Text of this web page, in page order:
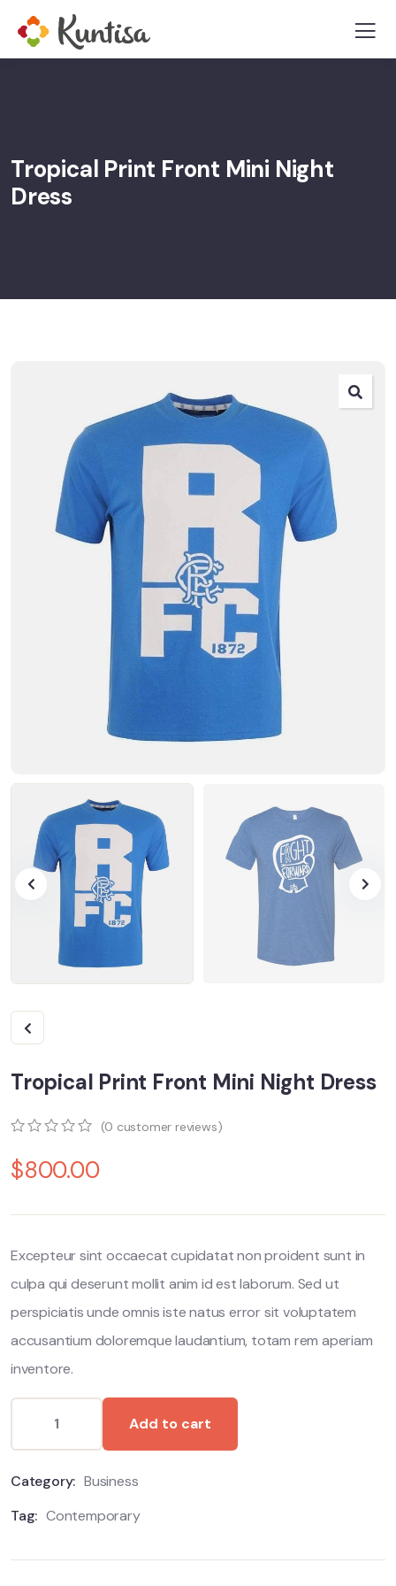
Tropical Print Front Mini Night
Dress
Tropical Print Front Mini Night Dress
out
of
(0 customer reviews)
$800.00
Excepteur sint occaecat cupidatat non proident sunt in
culpa qui deserunt mollit anim id est laborum. Sed ut
perspiciatis unde omnis iste natus error sit voluptatem
accusantium doloremque laudantium, totam rem aperiam
inventore.
Add to cart
Category: Business
Tag: Contemporary